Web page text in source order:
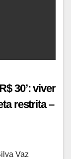
30’: viver
restrita –
Vaz